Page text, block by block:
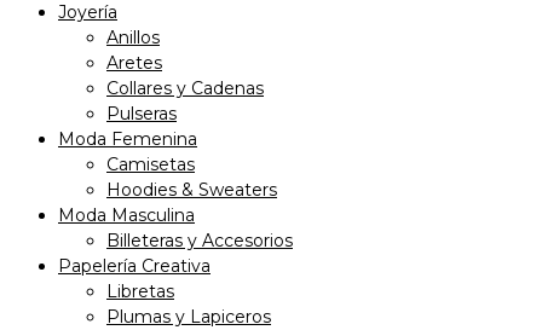
Joyería
Anillos
Aretes
Collares y Cadenas
Pulseras
Moda Femenina
Camisetas
Hoodies & Sweaters
Moda Masculina
Billeteras y Accesorios
Papelería Creativa
Libretas
Plumas y Lapiceros